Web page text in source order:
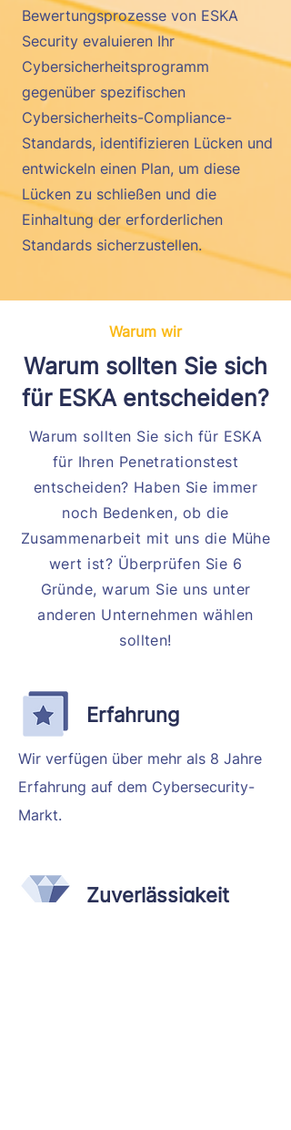
Bewertungsprozesse von ESKA
Security evaluieren Ihr
Cybersicherheitsprogramm
gegenüber spezifischen
Cybersicherheits-Compliance-
Standards, identifizieren Lücken und
entwickeln einen Plan, um diese
Lücken zu schließen und die
Einhaltung der erforderlichen
Standards sicherzustellen.
Warum wir
Warum sollten Sie sich
für ESKA entscheiden?
Warum sollten Sie sich für ESKA
für Ihren Penetrationstest
entscheiden? Haben Sie immer
noch Bedenken, ob die
Zusammenarbeit mit uns die Mühe
wert ist? Überprüfen Sie 6
Gründe, warum Sie uns unter
anderen Unternehmen wählen
sollten!
Erfahrung
Wir verfügen über mehr als 8 Jahre
Erfahrung auf dem Cybersecurity-
Markt.
Zuverlässigkeit